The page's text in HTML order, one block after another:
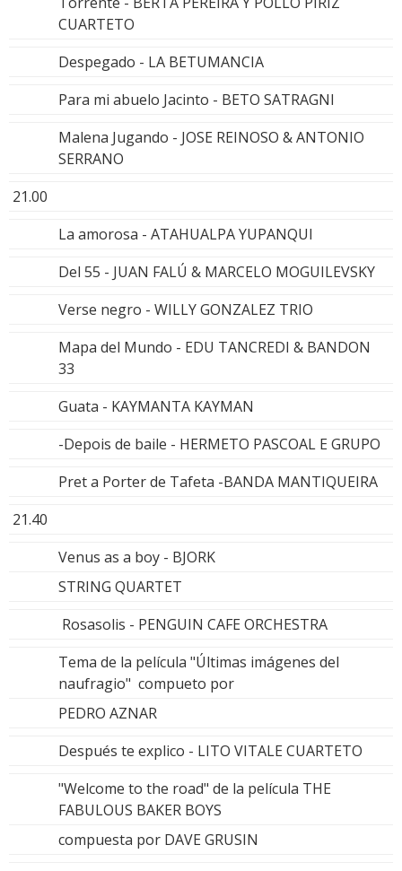
CUARTETO
Despegado - LA BETUMANCIA
Para mi abuelo Jacinto - BETO SATRAGNI
Malena Jugando - JOSE REINOSO & ANTONIO
SERRANO
21.00
La amorosa - ATAHUALPA YUPANQUI
Del 55 - JUAN FALÚ & MARCELO MOGUILEVSKY
Verse negro - WILLY GONZALEZ TRIO
Mapa del Mundo - EDU TANCREDI & BANDON
33
Guata - KAYMANTA KAYMAN
-Depois de baile - HERMETO PASCOAL E GRUPO
Pret a Porter de Tafeta -BANDA MANTIQUEIRA
21.40
Venus as a boy - BJORK
STRING QUARTET
Rosasolis - PENGUIN CAFE ORCHESTRA
Tema de la película "Últimas imágenes del
naufragio" compueto por
PEDRO AZNAR
Después te explico - LITO VITALE CUARTETO
"Welcome to the road" de la película THE
FABULOUS BAKER BOYS
compuesta por DAVE GRUSIN